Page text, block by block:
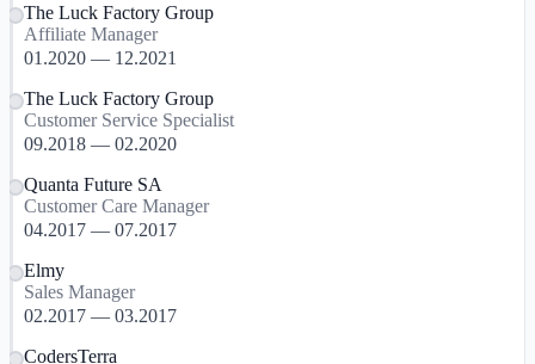
The Luck Factory Group
Affiliate Manager
01.2020 — 12.2021
The Luck Factory Group
Customer Service Specialist
09.2018 — 02.2020
Quanta Future SA
Customer Care Manager
04.2017 — 07.2017
Elmy
Sales Manager
02.2017 — 03.2017
CodersTerra